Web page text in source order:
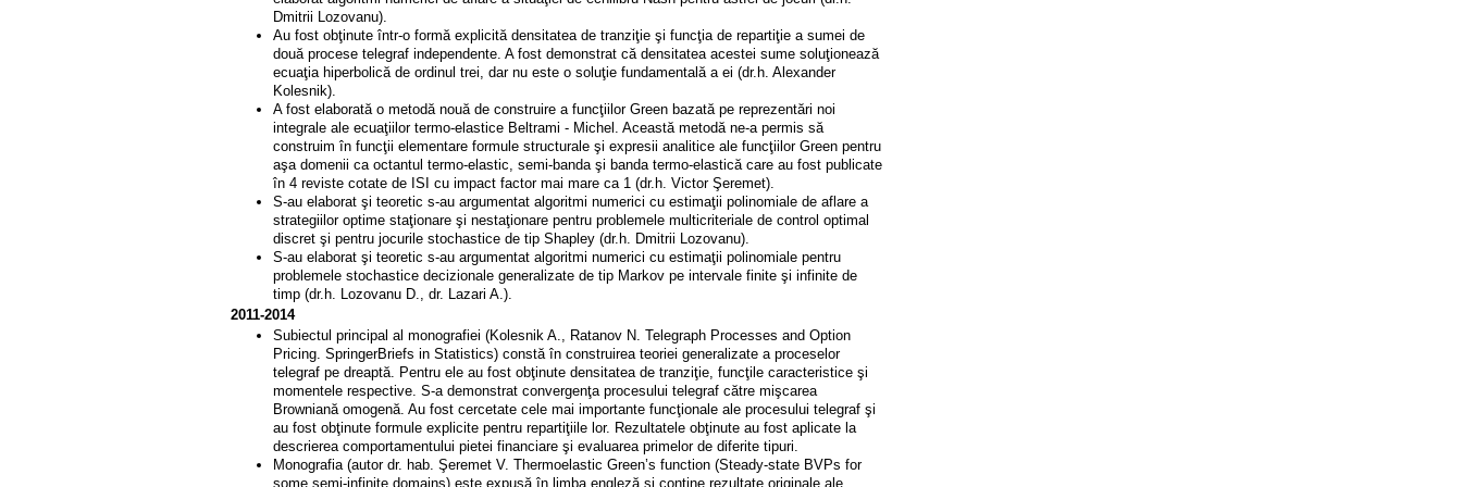
Dmitrii Lozovanu).
Au fost obţinute într-o formă explicită densitatea de tranziţie şi funcţia de repartiţie a sumei de
două procese telegraf independente. A fost demonstrat că densitatea acestei sume soluţionează
ecuaţia hiperbolică de ordinul trei, dar nu este o soluţie fundamentală a ei (dr.h. Alexander
Kolesnik).
A fost elaborată o metodă nouă de construire a funcţiilor Green bazată pe reprezentări noi
integrale ale ecuaţiilor termo-elastice Beltrami - Michel. Această metodă ne-a permis să
construim în funcţii elementare formule structurale şi expresii analitice ale funcţiilor Green pentru
aşa domenii ca octantul termo-elastic, semi-banda şi banda termo-elastică care au fost publicate
în 4 reviste cotate de ISI cu impact factor mai mare ca 1 (dr.h. Victor Şeremet).
S-au elaborat şi teoretic s-au argumentat algoritmi numerici cu estimaţii polinomiale de aflare a
strategiilor optime staţionare şi nestaţionare pentru problemele multicriteriale de control optimal
discret şi pentru jocurile stochastice de tip Shapley (dr.h. Dmitrii Lozovanu).
S-au elaborat şi teoretic s-au argumentat algoritmi numerici cu estimaţii polinomiale pentru
problemele stochastice decizionale generalizate de tip Markov pe intervale finite şi infinite de
timp (dr.h. Lozovanu D., dr. Lazari A.).
2011-2014
Subiectul principal al monografiei (Kolesnik A., Ratanov N. Telegraph Processes and Option
Pricing. SpringerBriefs in Statistics) constă în construirea teoriei generalizate a proceselor
telegraf pe dreaptă. Pentru ele au fost obţinute densitatea de tranziţie, funcţile caracteristice şi
momentele respective. S-a demonstrat convergenţa procesului telegraf către mişcarea
Browniană omogenă. Au fost cercetate cele mai importante funcţionale ale procesului telegraf şi
au fost obţinute formule explicite pentru repartiţiile lor. Rezultatele obţinute au fost aplicate la
descrierea comportamentului pietei financiare şi evaluarea primelor de diferite tipuri.
Monografia (autor dr. hab. Şeremet V. Thermoelastic Green’s function (Steady-state BVPs for
some semi-infinite domains) este expusă în limba engleză şi conţine rezultate originale ale